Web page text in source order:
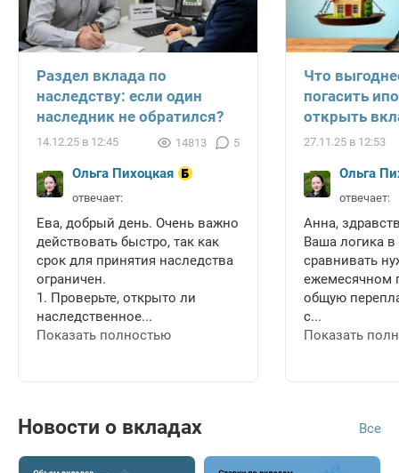
Раздел вклада по
наследству: если один
наследник не обратился?
14.12.25 в 12:45 14813 5
Ольга Пихоцкая
отвечает:
Ева, добрый день. Очень важно
действовать быстро, так как
срок для принятия наследства
ограничен.
1. Проверьте, открыто ли
наследственное...
Показать полностью
Что
погасить
открыть
27.11.25 в 12:53
Ольга
отвечает:
Анна,
Ваша логика
сравнивать
ежемесячном
общую
с...
Показать
Новости о вкладах Все